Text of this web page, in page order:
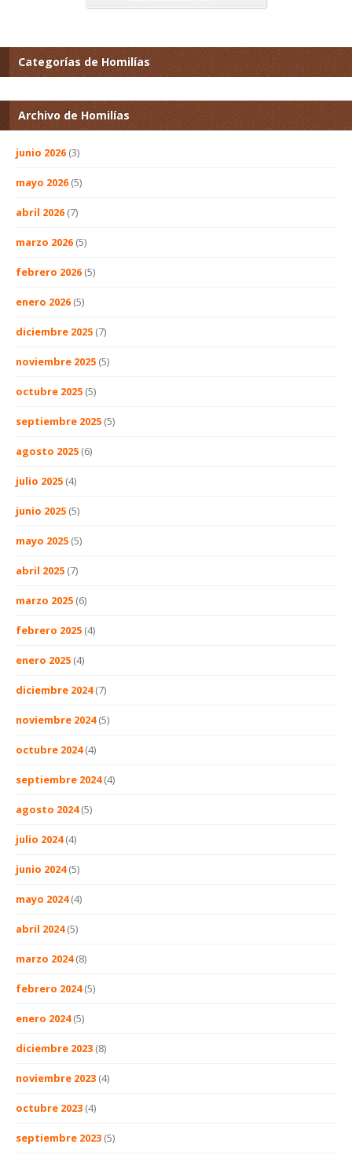
Categorías de Homilías
Archivo de Homilías
junio 2026 (3)
mayo 2026 (5)
abril 2026 (7)
marzo 2026 (5)
febrero 2026 (5)
enero 2026 (5)
diciembre 2025 (7)
noviembre 2025 (5)
octubre 2025 (5)
septiembre 2025 (5)
agosto 2025 (6)
julio 2025 (4)
junio 2025 (5)
mayo 2025 (5)
abril 2025 (7)
marzo 2025 (6)
febrero 2025 (4)
enero 2025 (4)
diciembre 2024(7)
noviembre 2024(5)
octubre 2024(4)
septiembre 2024(4)
agosto 2024(5)
julio 2024(4)
junio 2024(5)
mayo 2024(4)
abril 2024(5)
marzo 2024(8)
febrero 2024(5)
enero 2024(5)
diciembre 2023 (8)
noviembre 2023 (4)
octubre 2023 (4)
septiembre 2023 (5)